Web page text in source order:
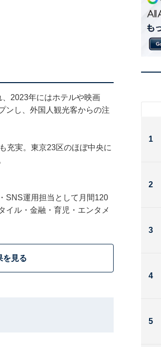
2023年にはホテルや映画
ンし、外国人観光客からの注
充実。東京23区のほぼ中央に
SNS運用担当として月間120
イル・金融・育児・エンタメ
を見る
1
2
3
4
5